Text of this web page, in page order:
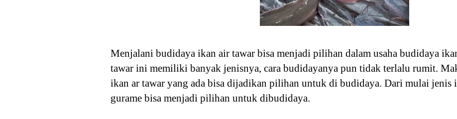
Menjalani budidaya ikan air tawar bisa menjadi pilihan dalam usaha budidaya
tawar ini memiliki banyak jenisnya, cara budidayanya pun tidak terlalu rumit.
ikan ar tawar yang ada bisa dijadikan pilihan untuk di budidaya. Dari mulai jenis
gurame bisa menjadi pilihan untuk dibudidaya.